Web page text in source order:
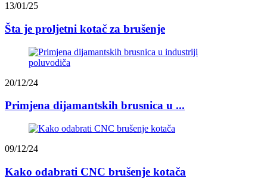
13/01/25
Šta je proljetni kotač za brušenje
20/12/24
Primjena dijamantskih brusnica u ...
09/12/24
Kako odabrati CNC brušenje kotača